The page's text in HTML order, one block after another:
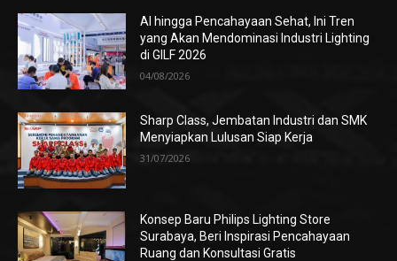
AI hingga Pencahayaan Sehat, Ini Tren
yang Akan Mendominasi Industri Lighting
di GILF 2026
04/08/2026
Sharp Class, Jembatan Industri dan SMK
Menyiapkan Lulusan Siap Kerja
31/07/2026
Konsep Baru Philips Lighting Store
Surabaya, Beri Inspirasi Pencahayaan
Ruang dan Konsultasi Gratis